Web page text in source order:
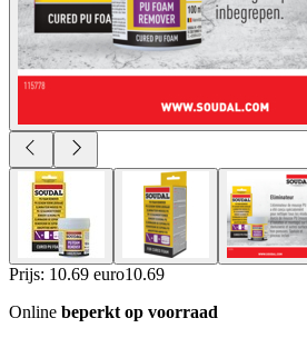
Prijs: 10.69 euro10.69
Online beperkt op voorraad